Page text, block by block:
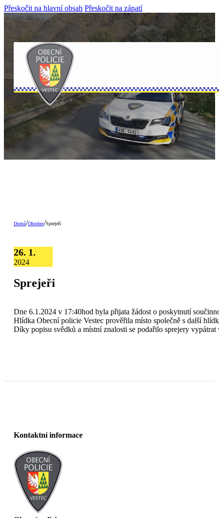
Přeskočit na hlavní obsah Přeskočit na zápatí
Domů/Ohrobec/Sprejeři
26. 1.
2024
Sprejeři
Dne 6.1.2024 v 17:40hod byla přijata žádost o poskytnutí
Hlídka Obecní policie Vestec prověřila místo společně s další
Díky popisu svědků a místní znalosti se podařilo sprejery
Kontaktní informace